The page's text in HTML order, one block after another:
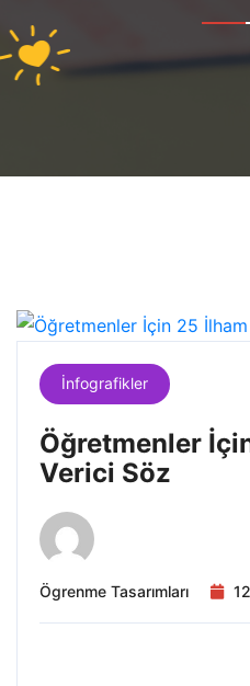
İnfografikler
Öğretmenler
Verici Söz
Ögrenme Tasarımları